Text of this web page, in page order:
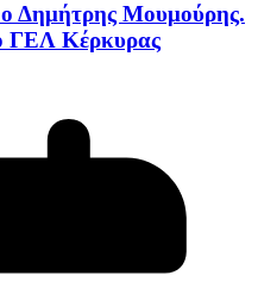
Δημήτρης Μουμούρης.
ΓΕΛ Κέρκυρας